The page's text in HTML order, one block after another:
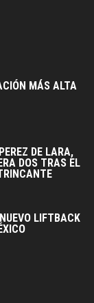
MÁS ALTA
DE LARA,
DOS TRAS EL
LIFTBACK